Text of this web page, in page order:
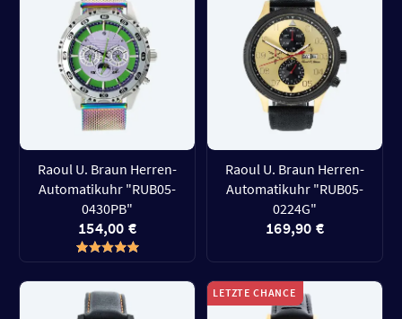
Raoul U. Braun Herren-
Automatikuhr "RUB05-
0430PB"
154,00 €
Raoul U. Braun Herren-
Automatikuhr "RUB05-
0224G"
169,90 €
LETZTE CHANCE